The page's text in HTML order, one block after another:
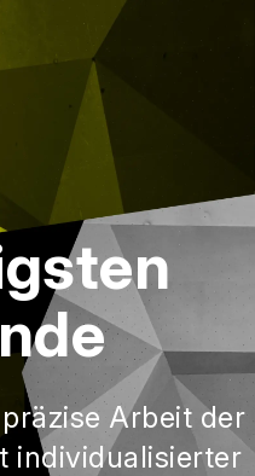
Dienstleitungen
Referenzen
Kontakt
Arbeit der
individualisierter